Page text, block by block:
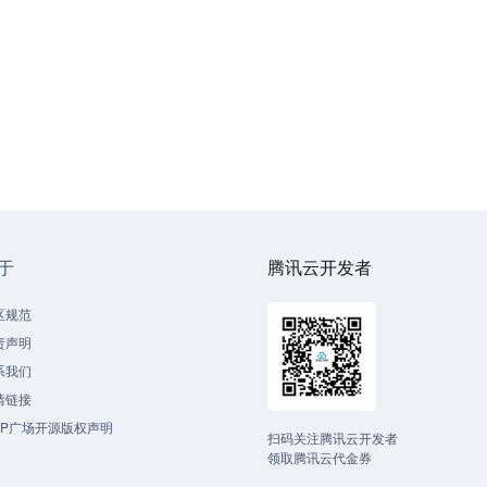
规范
声明
我们
链接
广场开源版权声明
腾讯云开发者
扫码关注腾讯云开发者
领取腾讯云代金券